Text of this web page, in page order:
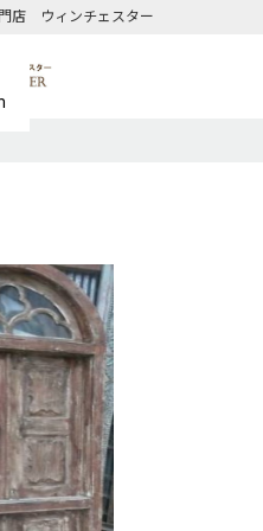
店 ウィンチェスター